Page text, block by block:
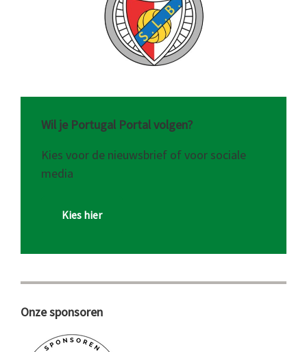
Wil je Portugal Portal volgen?
Kies voor de nieuwsbrief of voor sociale
media
Kies hier
Onze sponsoren